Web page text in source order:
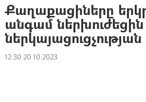
Քաղաքացիները
անգամ
ներկայացուցչության
12:30 20.10.2023